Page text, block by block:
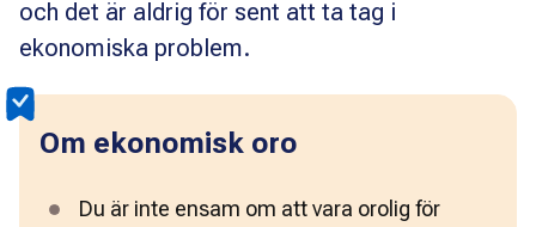
och det är aldrig för sent att ta tag i
ekonomiska problem.
Om ekonomisk oro
Du är inte ensam om att vara orolig för